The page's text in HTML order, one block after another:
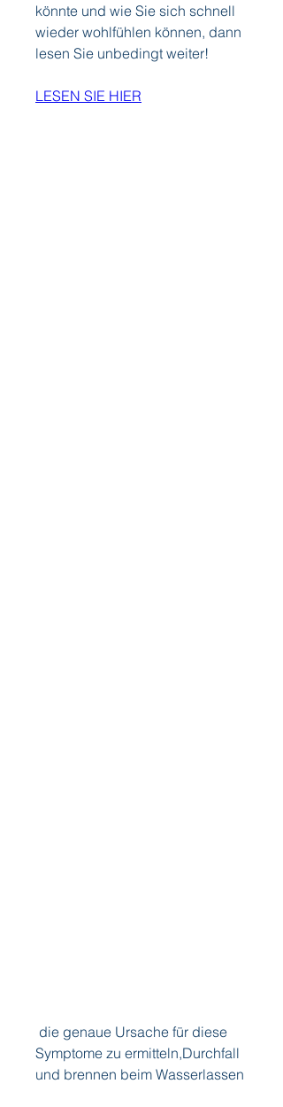
könnte und wie Sie sich schnell
wieder wohlfühlen können, dann
lesen Sie unbedingt weiter!
LESEN SIE HIER
Symptome zu ermitteln,Durchfall
und brennen beim Wasserlassen